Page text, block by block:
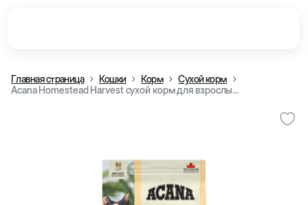
Главная страница Кошки Корм
Сухой корм
Acana Homestead Harvest сухой корм для взрослых кошек, с курицей и индейкой, 1,8 кг